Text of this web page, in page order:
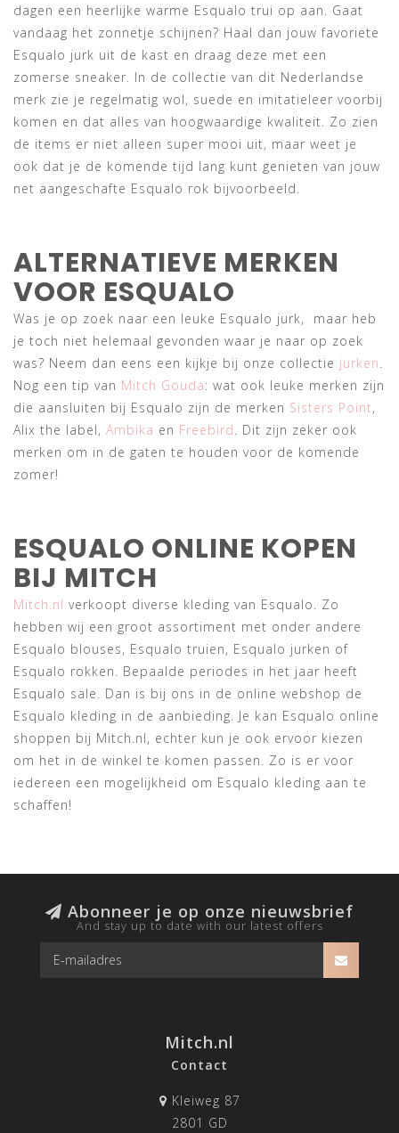
dagen een heerlijke warme Esqualo trui op aan. Gaat
vandaag het zonnetje schijnen? Haal dan jouw favoriete
Esqualo jurk uit de kast en draag deze met een
zomerse sneaker. In de collectie van dit Nederlandse
merk zie je regelmatig wol, suede en imitatieleer voorbij
komen en dat alles van hoogwaardige kwaliteit. Zo zien
de items er niet alleen super mooi uit, maar weet je
ook dat je de komende tijd lang kunt genieten van jouw
net aangeschafte Esqualo rok bijvoorbeeld.
ALTERNATIEVE MERKEN
VOOR ESQUALO
Was je op zoek naar een leuke Esqualo jurk, maar heb
je toch niet helemaal gevonden waar je naar op zoek
was? Neem dan eens een kijkje bij onze collectie jurken.
Nog een tip van Mitch Gouda: wat ook leuke merken zijn
die aansluiten bij Esqualo zijn de merken Sisters Point,
Alix the label, Ambika en Freebird. Dit zijn zeker ook
merken om in de gaten te houden voor de komende
zomer!
ESQUALO ONLINE KOPEN
BIJ MITCH
Mitch.nl verkoopt diverse kleding van Esqualo. Zo
hebben wij een groot assortiment met onder andere
Esqualo blouses, Esqualo truien, Esqualo jurken of
Esqualo rokken. Bepaalde periodes in het jaar heeft
Esqualo sale. Dan is bij ons in de online webshop de
Esqualo kleding in de aanbieding. Je kan Esqualo online
shoppen bij Mitch.nl, echter kun je ook ervoor kiezen
om het in de winkel te komen passen. Zo is er voor
iedereen een mogelijkheid om Esqualo kleding aan te
schaffen!
Abonneer je op onze nieuwsbrief
And stay up to date with our latest offers
Mitch.nl
Contact
Kleiweg 87
2801 GD